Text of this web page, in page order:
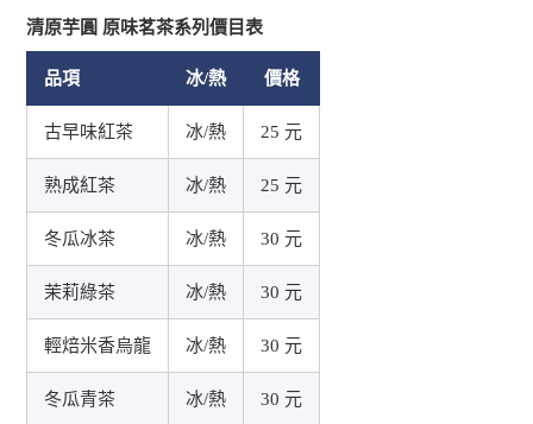
清原芋圓 原味茗茶系列價目表
品項 冰/熱 價格
古早味紅茶 冰/熱 25 元
熟成紅茶 冰/熱 25 元
冬瓜冰茶 冰/熱 30 元
茉莉綠茶 冰/熱 30 元
輕焙米香烏龍 冰/熱 30 元
冬瓜青茶 冰/熱 30 元